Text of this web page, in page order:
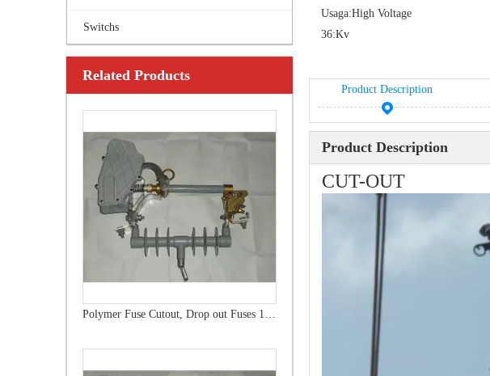
Switchs
Related Products
Polymer Fuse Cutout, Drop out Fuses 15 Kv 100A
Usaga:High Voltage
36:Kv
Product Description
Product Description
CUT-OUT